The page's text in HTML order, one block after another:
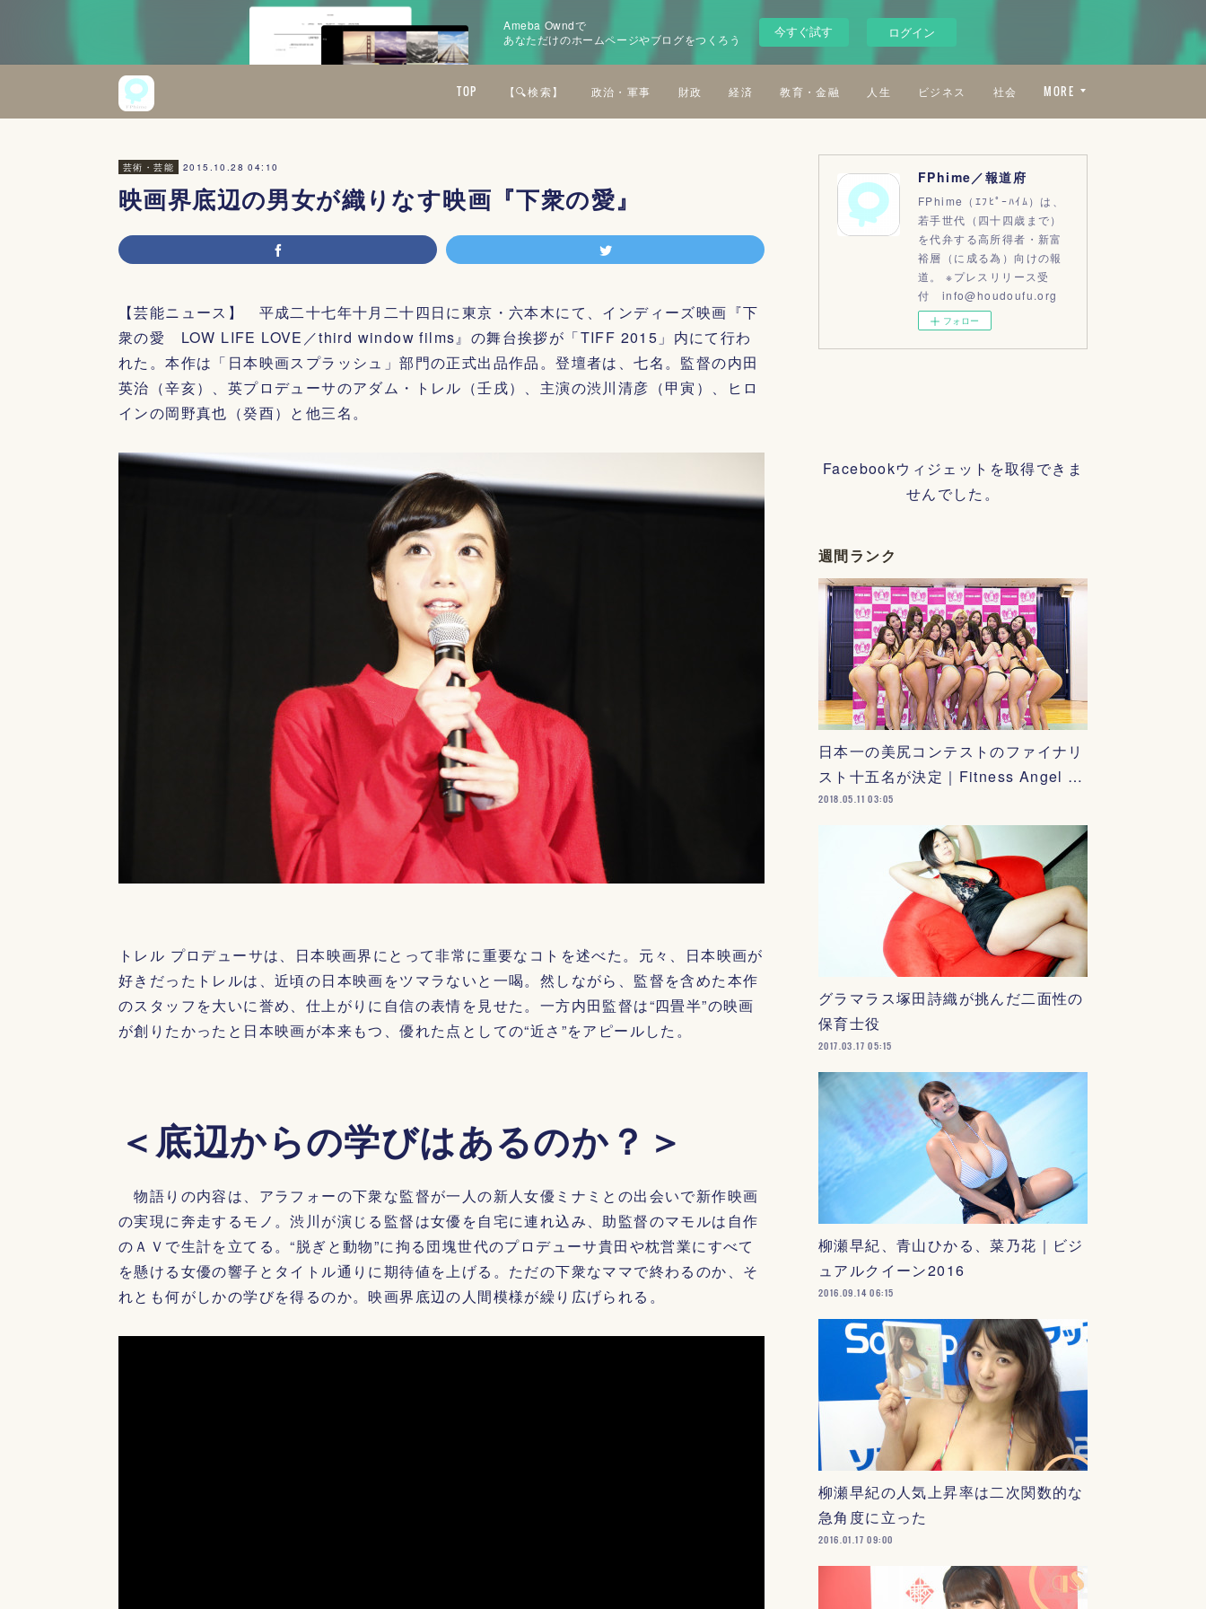
Ameba Owndで
あなただけのホームページやブログをつくろう
今すぐ試す ログイン
TOP 【🔍検索】 政治・軍事 財政 経済 教育・金融 人生 ビジネス 社会 MORE
芸術・芸能 2015.10.28 04:10
映画界底辺の男女が織りなす映画『下衆の愛』
【芸能ニュース】 平成二十七年十月二十四日に東京・六本木にて、インディーズ映画『下
衆の愛 LOW LIFE LOVE／third window films』の舞台挨拶が「TIFF 2015」内にて行わ
れた。本作は「日本映画スプラッシュ」部門の正式出品作品。登壇者は、七名。監督の内田
英治（辛亥）、英プロデューサのアダム・トレル（壬戌）、主演の渋川清彦（甲寅）、ヒロ
インの岡野真也（癸酉）と他三名。
トレル プロデューサは、日本映画界にとって非常に重要なコトを述べた。元々、日本映画が
好きだったトレルは、近頃の日本映画をツマラないと一喝。然しながら、監督を含めた本作
のスタッフを大いに誉め、仕上がりに自信の表情を見せた。一方内田監督は“四畳半”の映画
が創りたかったと日本映画が本来もつ、優れた点としての“近さ”をアピールした。
＜底辺からの学びはあるのか？＞
物語りの内容は、アラフォーの下衆な監督が一人の新人女優ミナミとの出会いで新作映画
の実現に奔走するモノ。渋川が演じる監督は女優を自宅に連れ込み、助監督のマモルは自作
のＡＶで生計を立てる。“脱ぎと動物”に拘る団塊世代のプロデューサ貴田や枕営業にすべて
を懸ける女優の響子とタイトル通りに期待値を上げる。ただの下衆なママで終わるのか、そ
れとも何がしかの学びを得るのか。映画界底辺の人間模様が繰り広げられる。
FPhime／報道府
FPhime（ｴﾌﾋﾟｰﾊｲﾑ）は、
若手世代（四十四歳まで）
を代弁する高所得者・新富
裕層（に成る為）向けの報
道。 ※プレスリリース受
付 info@houdoufu.org
フォロー
Facebookウィジェットを取得できま
せんでした。
週間ランク
日本一の美尻コンテストのファイナリ
スト十五名が決定｜Fitness Angel …
2018.05.11 03:05
グラマラス塚田詩織が挑んだ二面性の
保育士役
2017.03.17 05:15
柳瀬早紀、青山ひかる、菜乃花｜ビジ
ュアルクイーン2016
2016.09.14 06:15
柳瀬早紀の人気上昇率は二次関数的な
急角度に立った
2016.01.17 09:00